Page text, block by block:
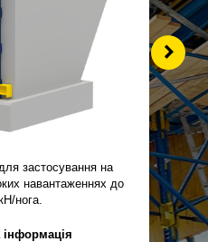
застосування на
навантаженнях до
нога.
Right